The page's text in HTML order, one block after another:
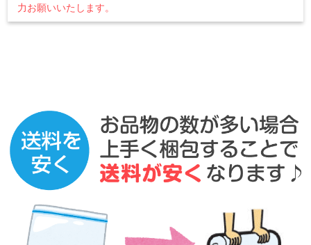
力お願いいたします。